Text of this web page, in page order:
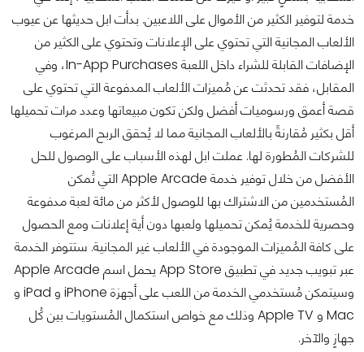
خدمة لتوفير الكثير من الأموال على اللاعبين. بدأت ابل حديثها عن عيوب
الألعاب المجانية التي تحتوي على الإعلانات وتحتوي على الكثير من
الإضافات القابلة للشراء داخل اللعبة In-App Purchases، وفي
المقابل، فقد تحدثت عن مُميزات الألعاب المدفوعة التي تحتوي على
قصة أعمق ورسوميات أفضل ولكن تكون مبيعاتها وعدد مرات تحميلها
أقل بكثير مُقارنةً بالألعاب المجانية مما لا يُحقق الربح المرغوب
للشركات المُطورة لها. عملت ابل لهذه الأسباب على الوصول للحل
الأفضل من خلال توفير خدمة Apple Arcade التي تُمكن
المُستخدمين من الاشتراك بها للوصول لأكثر من مائة لعبة مدفوعة
وحصرية للخدمة يُمكن تحميلها ولعبها دون أية إعلانات ومع الحصول
على كافة المُميزات الموجودة في الألعاب غير المجانية. ستتوفر الخدمة
عبر تبويب جديد في تطبيق App Store يحمل اسم Apple Arcade
وسيتمكن مُستخدمي الخدمة من اللعب على أجهزة iPhone و iPad و
Mac و Apple TV وذلك مع خواص استكمال المُستويات بين كُل
جهازٍ والآخر.